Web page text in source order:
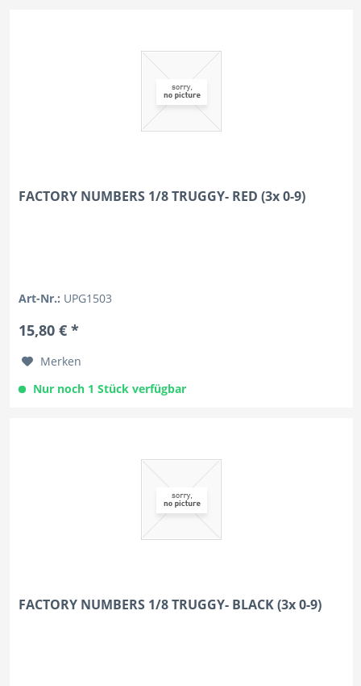
FACTORY NUMBERS 1/8 TRUGGY- RED (3x 0-9)
Art-Nr.: UPG1503
15,80 € *
Merken
Nur noch 1 Stück verfügbar
FACTORY NUMBERS 1/8 TRUGGY- BLACK (3x 0-9)